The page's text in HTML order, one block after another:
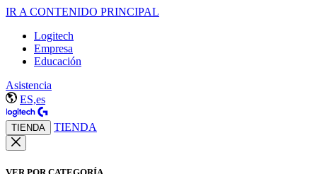
IR A CONTENIDO PRINCIPAL
Logitech
Empresa
Educación
Asistencia
ES,es
TIENDA TIENDA
VER POR CATEGORÍA